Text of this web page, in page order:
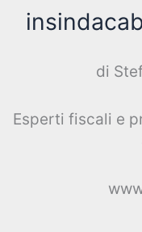
di
Esperti fiscali e